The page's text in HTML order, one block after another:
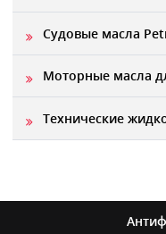
Судовые масла
Моторные масла
Технические